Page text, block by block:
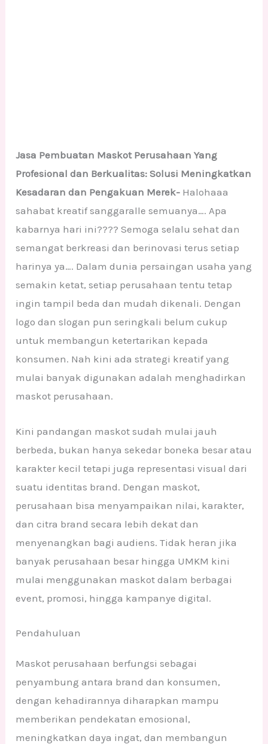
Jasa Pembuatan Maskot Perusahaan Yang
Profesional dan Berkualitas: Solusi Meningkatkan
Kesadaran dan Pengakuan Merek- Halohaaa
sahabat kreatif sanggaralle semuanya…. Apa
kabarnya hari ini???? Semoga selalu sehat dan
semangat berkreasi dan berinovasi terus setiap
harinya ya…. Dalam dunia persaingan usaha yang
semakin ketat, setiap perusahaan tentu tetap
ingin tampil beda dan mudah dikenali. Dengan
logo dan slogan pun seringkali belum cukup
untuk membangun ketertarikan kepada
konsumen. Nah kini ada strategi kreatif yang
mulai banyak digunakan adalah menghadirkan
maskot perusahaan.
Kini pandangan maskot sudah mulai jauh
berbeda, bukan hanya sekedar boneka besar atau
karakter kecil tetapi juga representasi visual dari
suatu identitas brand. Dengan maskot,
perusahaan bisa menyampaikan nilai, karakter,
dan citra brand secara lebih dekat dan
menyenangkan bagi audiens. Tidak heran jika
banyak perusahaan besar hingga UMKM kini
mulai menggunakan maskot dalam berbagai
event, promosi, hingga kampanye digital.
Pendahuluan
Maskot perusahaan berfungsi sebagai
penyambung antara brand dan konsumen,
dengan kehadirannya diharapkan mampu
memberikan pendekatan emosional,
meningkatkan daya ingat, dan membangun